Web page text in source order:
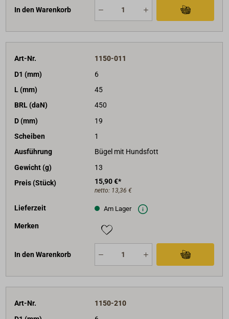
In den Warenkorb
Art-Nr.
1150-011
D1 (mm)
6
L (mm)
45
BRL (daN)
450
D (mm)
19
Scheiben
1
Ausführung
Bügel mit Hundsfott
Gewicht (g)
13
Preis (Stück)
15,90 €*
netto: 13,36 €
Lieferzeit Am Lager
Merken
In den Warenkorb
Art-Nr.
1150-210